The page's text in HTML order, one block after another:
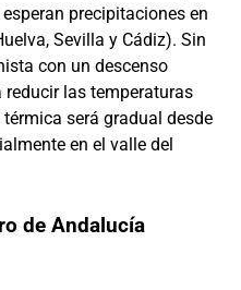
precipitaciones en
Sevilla y Cádiz). Sin
con un descenso
las temperaturas
será gradual desde
en el valle del
de Andalucía